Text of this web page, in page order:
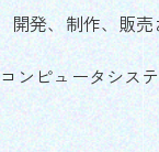
開発、制作、販
ンピュータシス